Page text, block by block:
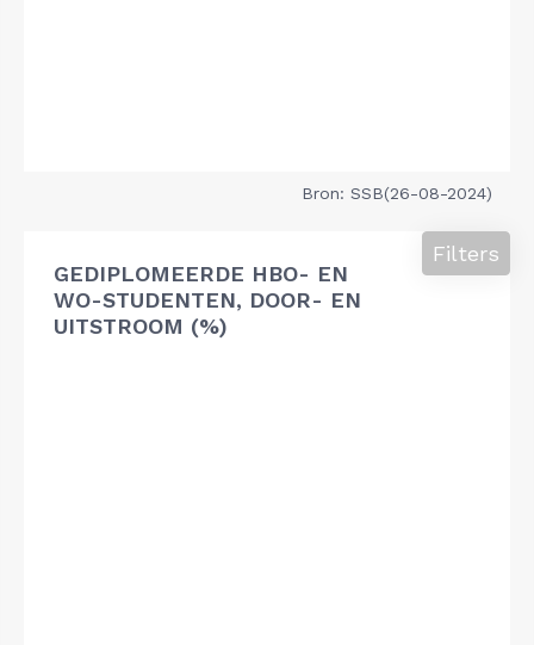
Bron: SSB(26-08-2024)
GEDIPLOMEERDE HBO- EN
WO-STUDENTEN, DOOR- EN
UITSTROOM (%)
Filters